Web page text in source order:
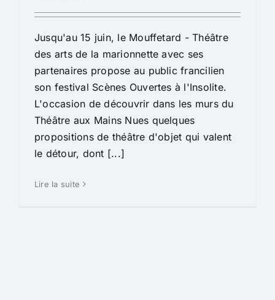
Jusqu'au 15 juin, le Mouffetard - Théâtre
des arts de la marionnette avec ses
partenaires propose au public francilien
son festival Scènes Ouvertes à l'Insolite.
L'occasion de découvrir dans les murs du
Théâtre aux Mains Nues quelques
propositions de théâtre d'objet qui valent
le détour, dont [...]
Lire la suite